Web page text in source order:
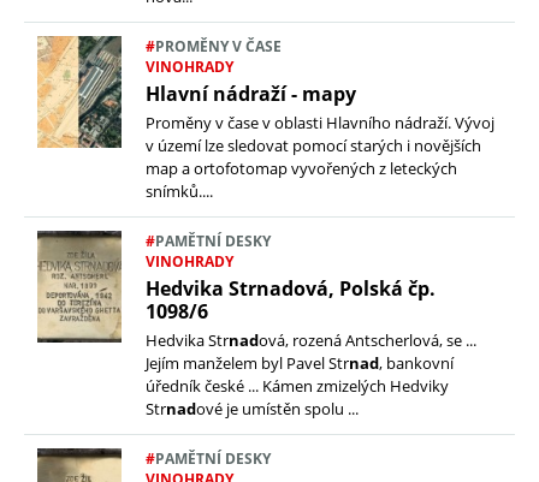
#PROMĚNY V ČASE
VINOHRADY
Hlavní nádraží - mapy
Proměny v čase v oblasti Hlavního nádraží. Vývoj
v území lze sledovat pomocí starých i novějších
map a ortofotomap vyvořených z leteckých
snímků....
#PAMĚTNÍ DESKY
VINOHRADY
Hedvika Strnadová, Polská čp.
1098/6
Hedvika Strnadová, rozená Antscherlová, se ...
Jejím manželem byl Pavel Strnad, bankovní
úředník české ... Kámen zmizelých Hedviky
Strnadové je umístěn spolu ...
#PAMĚTNÍ DESKY